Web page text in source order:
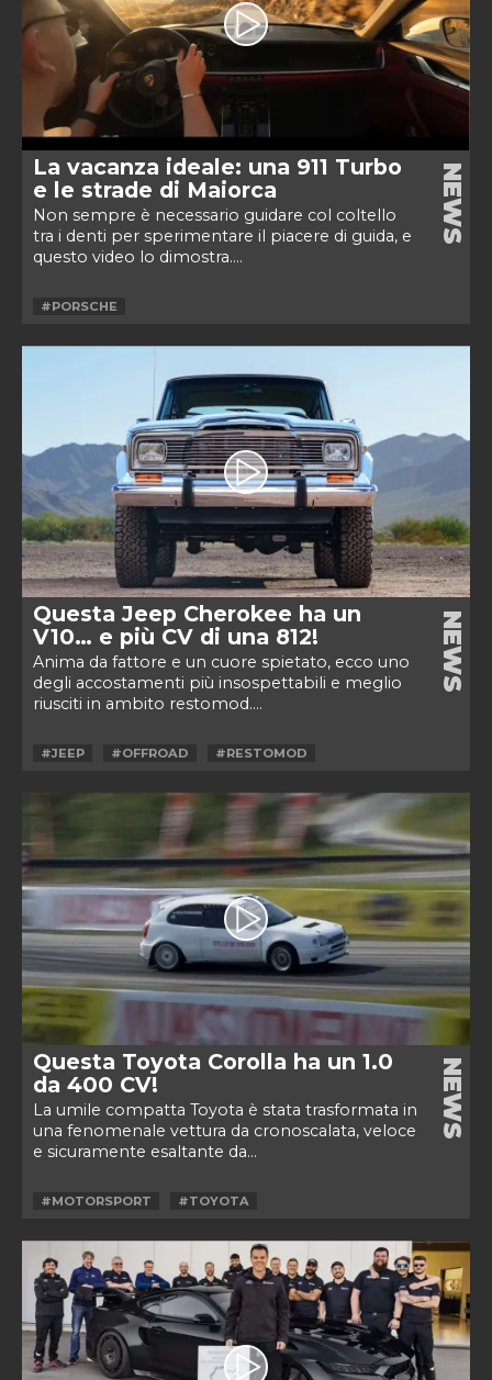
La vacanza ideale: una 911 Turbo
e le strade di Maiorca
Non sempre è necessario guidare col coltello
tra i denti per sperimentare il piacere di guida, e
questo video lo dimostra....
NEWS
#PORSCHE
Questa Jeep Cherokee ha un
V10… e più CV di una 812!
Anima da fattore e un cuore spietato, ecco uno
degli accostamenti più insospettabili e meglio
riusciti in ambito restomod....
NEWS
#JEEP #OFFROAD #RESTOMOD
Questa Toyota Corolla ha un 1.0
da 400 CV!
La umile compatta Toyota è stata trasformata in
una fenomenale vettura da cronoscalata, veloce
e sicuramente esaltante da...
NEWS
#MOTORSPORT #TOYOTA